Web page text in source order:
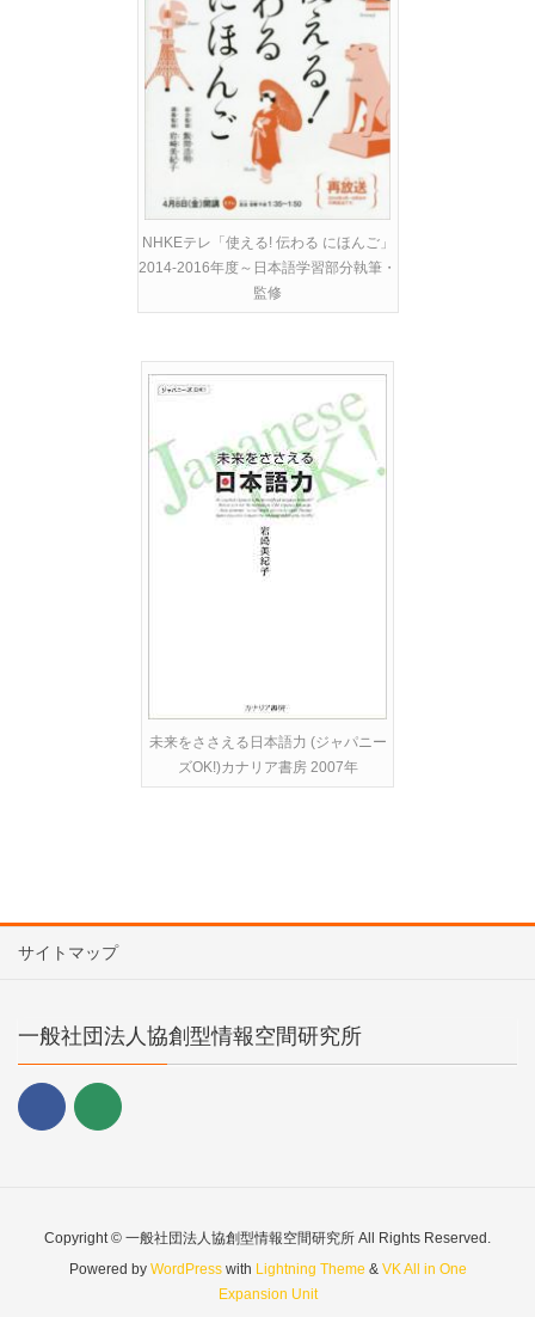
NHKEテレ「使える! 伝わる にほんご」
2014-2016年度～日本語学習部分執筆・
監修
未来をささえる日本語力 (ジャパニー
ズOK!)カナリア書房 2007年
サイトマップ
一般社団法人協創型情報空間研究所
Copyright © 一般社団法人協創型情報空間研究所 All Rights Reserved.
Powered by WordPresswith Lightning Theme & VK All in One
Expansion Unit